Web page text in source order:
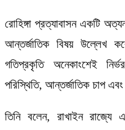
রোহিঙ্গা প্রত্যাবাসন একটি
আন্তর্জাতিক বিষয় উল্লেখ
গতিপ্রকৃতি অনেকাংশেই
পরিস্থিতি, আন্তর্জাতিক চাপ এবং
তিনি বলেন, রাখাইন রাজ্যে